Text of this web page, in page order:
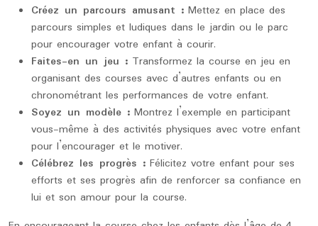
Créez un parcours amusant : Mettez en place des
parcours simples et ludiques dans le jardin ou le parc
pour encourager votre enfant à courir.
Faites-en un jeu : Transformez la course en jeu en
organisant des courses avec d’autres enfants ou en
chronométrant les performances de votre enfant.
Soyez un modèle : Montrez l’exemple en participant
vous-même à des activités physiques avec votre enfant
pour l’encourager et le motiver.
Célébrez les progrès : Félicitez votre enfant pour ses
efforts et ses progrès afin de renforcer sa confiance en
lui et son amour pour la course.